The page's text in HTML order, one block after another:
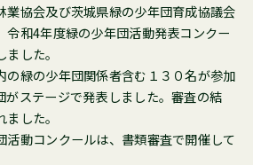
業協会及び茨城県緑の少年団育成協議会
令和4年度緑の少年団活動発表コンクー
した。
の緑の少年団関係者含む１３０名が参加
がステージで発表しました。審査の結
した。
活動コンクールは、書類審査で開催して